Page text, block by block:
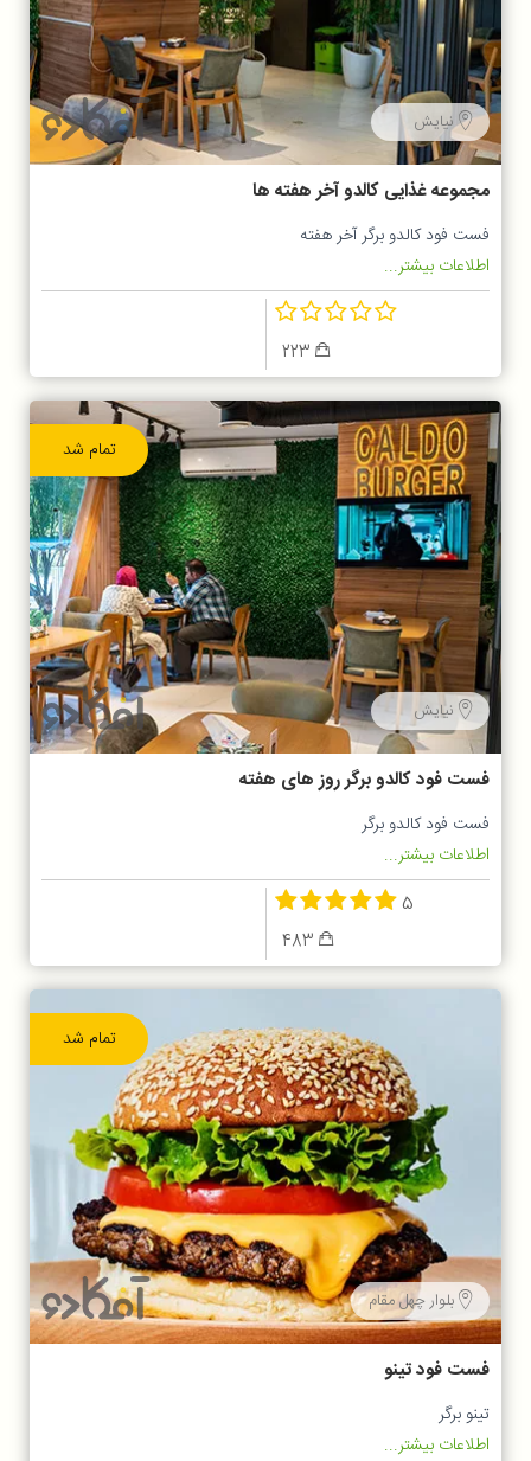
نیایش
مجموعه غذایی کالدو آخر هفته ها
فست فود کالدو برگر آخر هفته
اطلاعات بیشتر...
تمام شد
نیایش
فست فود کالدو برگر روز های هفته
فست فود کالدو برگر
اطلاعات بیشتر...
5
تمام شد
بلوار چهل مقام
فست فود تینو
تینو برگر
اطلاعات بیشتر...